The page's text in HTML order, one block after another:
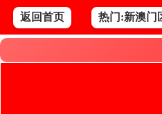
返回首页 热门:新澳门